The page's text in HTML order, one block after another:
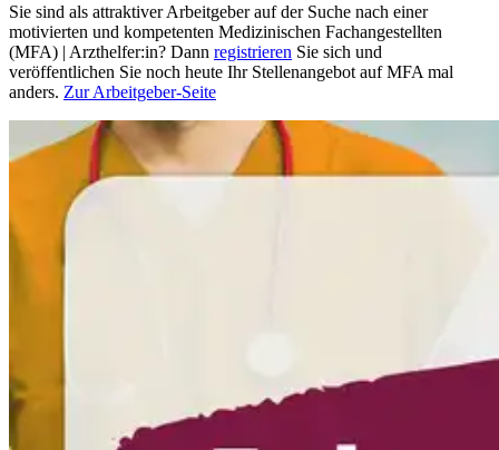
Sie sind als attraktiver Arbeitgeber auf der Suche nach einer
motivierten und kompetenten Medizinischen Fachangestellten
(MFA) | Arzthelfer:in? Dann registrieren Sie sich und
veröffentlichen Sie noch heute Ihr Stellenangebot auf MFA mal
anders. Zur Arbeitgeber-Seite